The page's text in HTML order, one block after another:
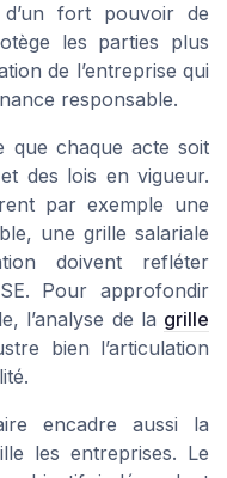
fort pouvoir de
les parties plus
de l’entreprise qui
responsable.
que chaque acte soit
des lois en vigueur.
par exemple une
une grille salariale
doivent refléter
Pour approfondir
l’analyse de la grille
bien l’articulation
encadre aussi la
les entreprises. Le